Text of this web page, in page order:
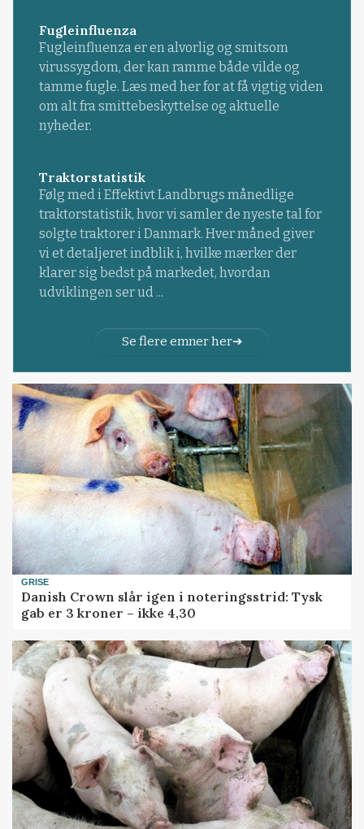
Fugleinfluenza
Fugleinfluenza er en alvorlig og smitsom
virussygdom, der kan ramme både vilde og
tamme fugle. Læs med her for at få vigtig viden
om alt fra smittebeskyttelse og aktuelle
nyheder.
Traktorstatistik
Følg med i Effektivt Landbrugs månedlige
traktorstatistik, hvor vi samler de nyeste tal for
solgte traktorer i Danmark. Hver måned giver
vi et detaljeret indblik i, hvilke mærker der
klarer sig bedst på markedet, hvordan
udviklingen ser ud ...
Se flere emner her
GRISE
Danish Crown slår igen i noteringsstrid: Tysk
gab er 3 kroner – ikke 4,30